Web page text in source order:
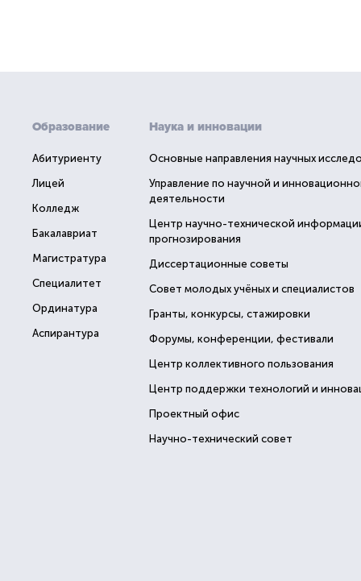
Образование
Абитуриенту
Лицей
Колледж
Бакалавриат
Магистратура
Специалитет
Ординатура
Аспирантура
Наука и инновации
Основные направления научных
Управление по научной и
деятельности
Центр научно-технической
прогнозирования
Диссертационные советы
Совет молодых учёных и специалистов
Гранты, конкурсы, стажировки
Форумы, конференции, фестивали
Центр коллективного пользования
Центр поддержки технологий и
Проектный офис
Научно-технический совет